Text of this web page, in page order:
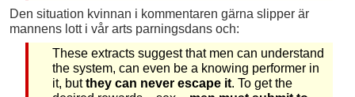
Den situation kvinnan i kommentaren gärna slipper är
mannens lott i vår arts parningsdans och:
These extracts suggest that men can understand
the system, can even be a knowing performer in
it, butthey can never escape it. To get the